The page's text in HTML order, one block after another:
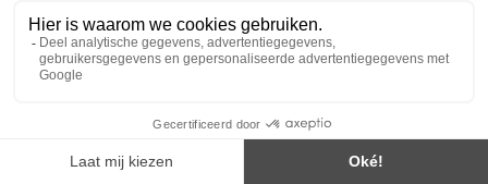
overschrijden. Enkel voor volwassenen, buiten het bereik van kinderen houden.